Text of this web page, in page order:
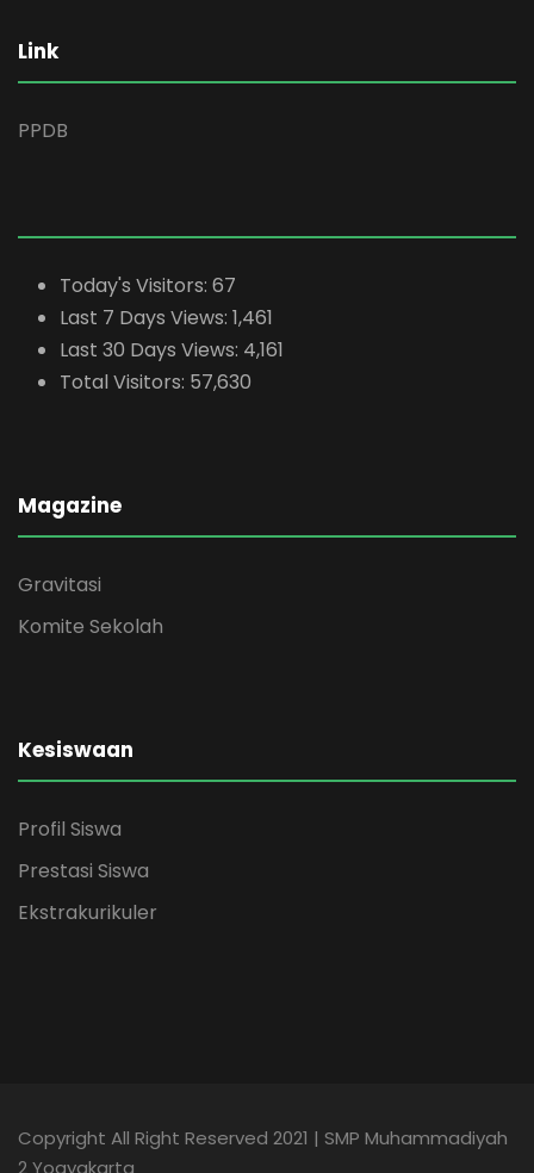
Link
PPDB
Today's Visitors: 67
Last 7 Days Views: 1,461
Last 30 Days Views: 4,161
Total Visitors: 57,630
Magazine
Gravitasi
Komite Sekolah
Kesiswaan
Profil Siswa
Prestasi Siswa
Ekstrakurikuler
Copyright All Right Reserved 2021 | SMP Muhammadiyah